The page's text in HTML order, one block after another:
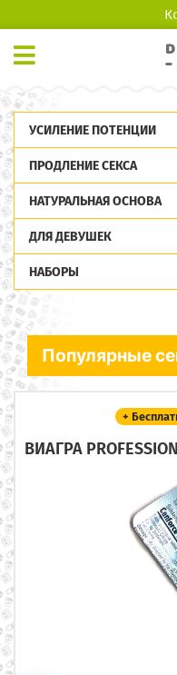
УСИЛЕНИЕ ПОТЕНЦИИ
ПРОДЛЕНИЕ СЕКСА
НАТУРАЛЬНАЯ ОСНОВА
ДЛЯ ДЕВУШЕК
НАБОРЫ
Популярные
+
ВИАГРА